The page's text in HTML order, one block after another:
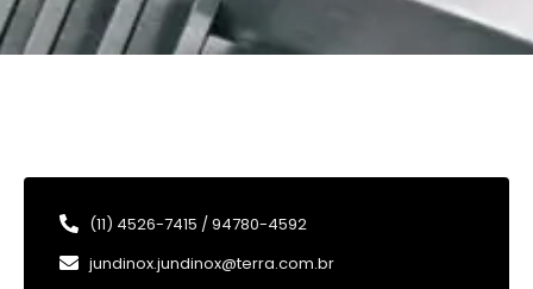
(11) 4526-7415 / 94780-4592
jundinox.jundinox@terra.com.br